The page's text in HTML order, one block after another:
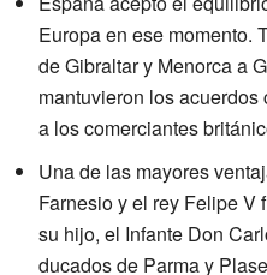
Europa en ese momento.
de Gibraltar y Menorca a
mantuvieron los
a los comerciantes
Una de las mayores
Farnesio y el rey Felipe V
su hijo, el Infante Don
ducados de Parma y